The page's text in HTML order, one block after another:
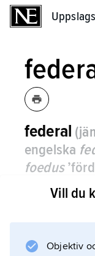
federal
engelska
foedus
en
centralmakt;
Vill du
Objektiv